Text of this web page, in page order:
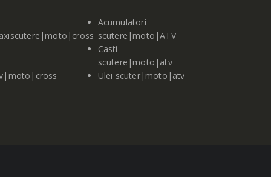
Acumulatori
scutere|moto|ATV
Casti
scutere|moto|atv
Ulei scuter|moto|atv